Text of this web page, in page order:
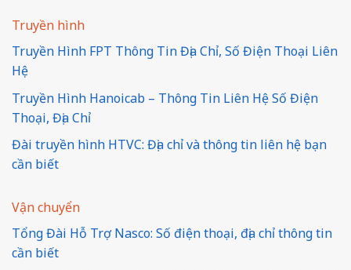
Truyền hình
Truyền Hình FPT Thông Tin Địa Chỉ, Số Điện Thoại Liên
Hệ
Truyền Hình Hanoicab – Thông Tin Liên Hệ Số Điện
Thoại, Địa Chỉ
Đài truyền hình HTVC: Địa chỉ và thông tin liên hệ bạn
cần biết
Vận chuyển
Tổng Đài Hỗ Trợ Nasco: Số điện thoại, địa chỉ thông tin
cần biết